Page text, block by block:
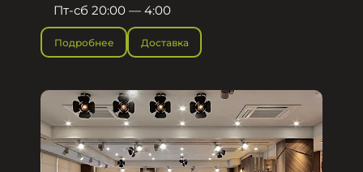
Пт-сб 20:00 — 4:00
Подробнее Доставка